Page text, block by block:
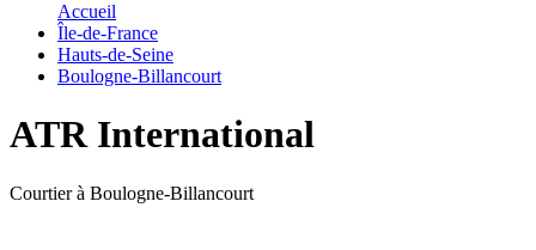
Accueil
Île-de-France
Hauts-de-Seine
Boulogne-Billancourt
ATR International
Courtier à Boulogne-Billancourt